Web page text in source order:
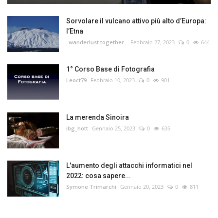
Sorvolare il vulcano attivo più alto d’Europa:
l’Etna
_wanderlust.together_ Febbraio 27, 2023 0 644
1° Corso Base di Fotografia
Leoct79 Febbraio 10, 2023 0 901
La merenda Sinoira
ibg_hott Gennaio 25, 2023 0 635
L'aumento degli attacchi informatici nel
2022: cosa sapere...
Symone Trimarchi Gennaio 20, 2023 0 811